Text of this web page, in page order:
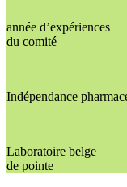
année d’expériences
du comité
Indépendance
Laboratoire belge
de pointe